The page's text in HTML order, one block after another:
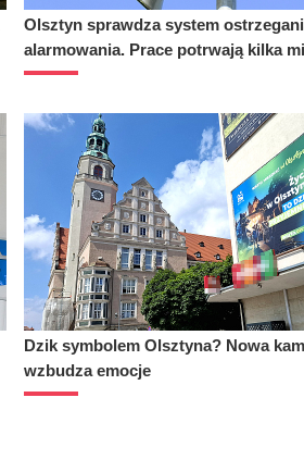
Olsztyn sprawdza system
alarmowania. Prace potrwają kilka
Dzik symbolem Olsztyna? Nowa
wzbudza emocje